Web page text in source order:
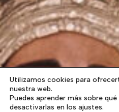
Utilizamos cookies para
nuestra web.
Puedes aprender más sobre
desactivarlas en los ajustes.